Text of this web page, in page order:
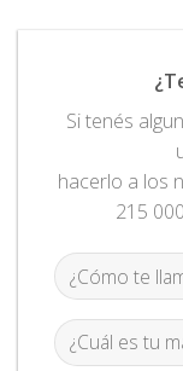
Si tenés
hacerlo a los
215